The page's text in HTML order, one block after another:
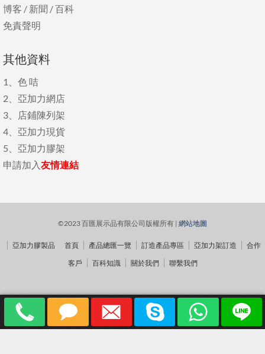
博客 / 新聞 /百科
免責聲明
其他資料
1、 色 咭
2、 亞加力網店
3、
店鋪陳列架
4、 亞加力現貨
5、 亞加力膠架
申請加入友情連結
©2023 百匯展示品有限公司版權所有 | 網站地圖
亞加力膠製品 首頁 產品總匯一覽 訂造產品專區 亞加力架訂造
合作
客戶
百科知識 關於我們 聯繫我們